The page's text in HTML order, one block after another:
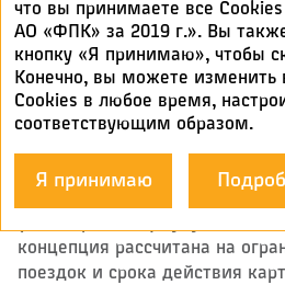
1 июля 2018 г. совместно с
сообщения – ​филиалом ОАО
запуск нового продукта –
на скоростные поезда
Москва – ​Нижний Новгород.
типа тарифа, применяемого
концепция рассчитана на
поездок и срока действия
что вы принимаете все
АО «ФПК» за 2019 г.». Вы
кнопку «Я принимаю», чтобы
Конечно, вы можете изменить
Cookies в любое время,
соответствующим образом.
Я принимаю